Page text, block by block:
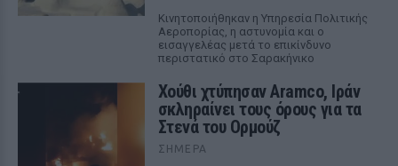
Κινητοποιήθηκαν η Υπηρεσία Πολιτικής
Αεροπορίας, η αστυνομία και ο
εισαγγελέας μετά το επικίνδυνο
περιστατικό στο Σαρακήνικο
Χούθι χτύπησαν Aramco, Ιράν
σκληραίνει τους όρους για τα
Στενά του Ορμούζ
ΣΉΜΕΡΑ